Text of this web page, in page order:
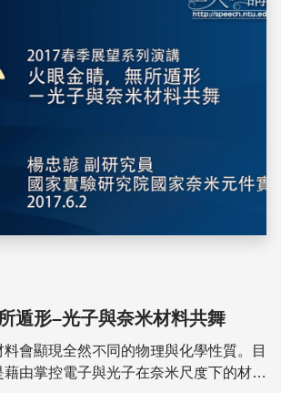
遁形–光子與奈米材料共舞
會顯現全然不同的物理與化學性質。目
由掌控電子與光子在奈米尺度下的材料